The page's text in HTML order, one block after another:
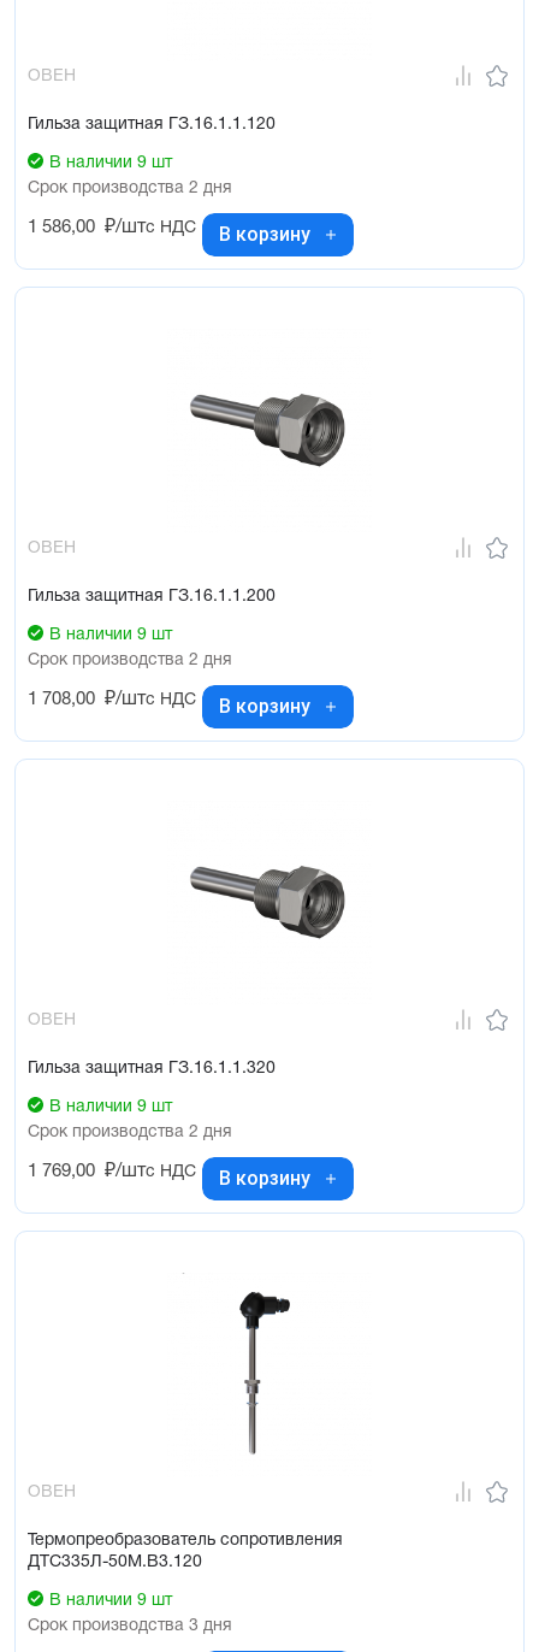
ОВЕН
Гильза защитная ГЗ.16.1.1.120
В наличии 9 шт
Срок производства 2 дня
1 586,00 ₽/штс НДС В корзину
ОВЕН
Гильза защитная ГЗ.16.1.1.200
В наличии 9 шт
Срок производства 2 дня
1 708,00 ₽/штс НДС В корзину
ОВЕН
Гильза защитная ГЗ.16.1.1.320
В наличии 9 шт
Срок производства 2 дня
1 769,00 ₽/штс НДС В корзину
ОВЕН
Термопреобразователь сопротивления
ДТС335Л-50М.В3.120
В наличии 9 шт
Срок производства 3 дня